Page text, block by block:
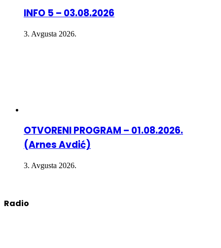
INFO 5 – 03.08.2026
3. Avgusta 2026.
OTVORENI PROGRAM – 01.08.2026.
(Arnes Avdić)
3. Avgusta 2026.
Radio